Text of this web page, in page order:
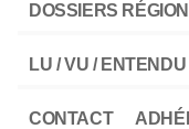
DOSSIERS
LU / VU / ENTENDU
CONTACT